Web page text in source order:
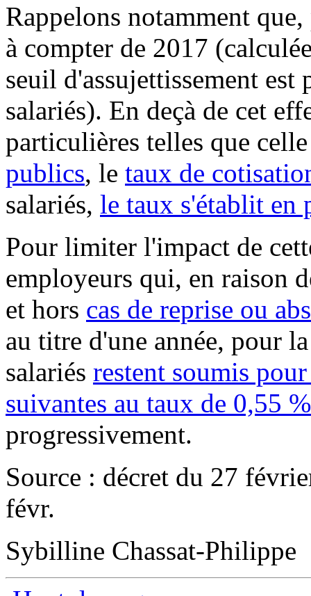
Rappelons notamment
à compter de 2017
seuil d'assujettissement est
salariés). En deçà de cet
particulières telles que
publics, le taux de
salariés, le taux s'établit en
Pour limiter l'impact de
employeurs qui, en raison
et hors cas de reprise ou
au titre d'une année, pour
salariés restent soumis
suivantes au taux de 0,55 %
progressivement.
Source : décret du 27
févr.
Sybilline Chassat-Philippe